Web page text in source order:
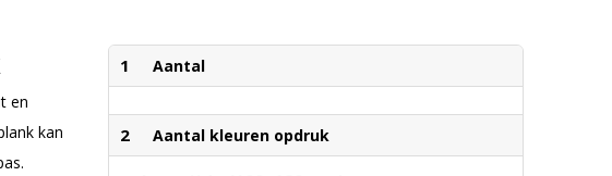
en
kan
1 Aantal
2 Aantal kleuren opdruk